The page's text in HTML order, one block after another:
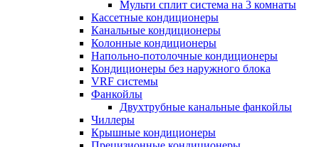
Мульти сплит система на 3 комнаты
Кассетные кондиционеры
Канальные кондиционеры
Колонные кондиционеры
Напольно-потолочные кондиционеры
Кондиционеры без наружного блока
VRF системы
Фанкойлы
Двухтрубные канальные фанкойлы
Чиллеры
Крышные кондиционеры